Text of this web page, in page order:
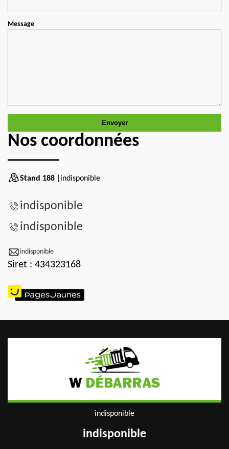
Message
Nos coordonnées
Stand 188 |indisponible
indisponible
indisponible
indisponible
Siret : 434323168
indisponible
indisponible